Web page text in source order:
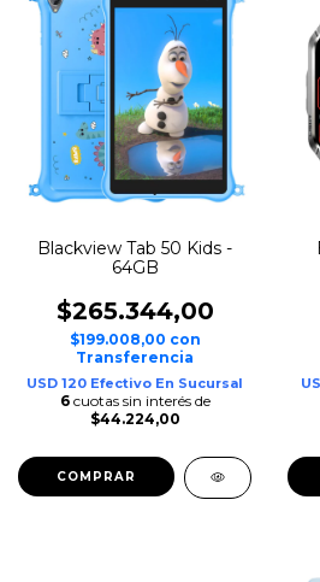
Blackview Tab 50 Kids -
64GB
$265.344,00
$199.008,00 con
Transferencia
USD 120 Efectivo En Sucursal
6 cuotas sin interés de
$44.224,00